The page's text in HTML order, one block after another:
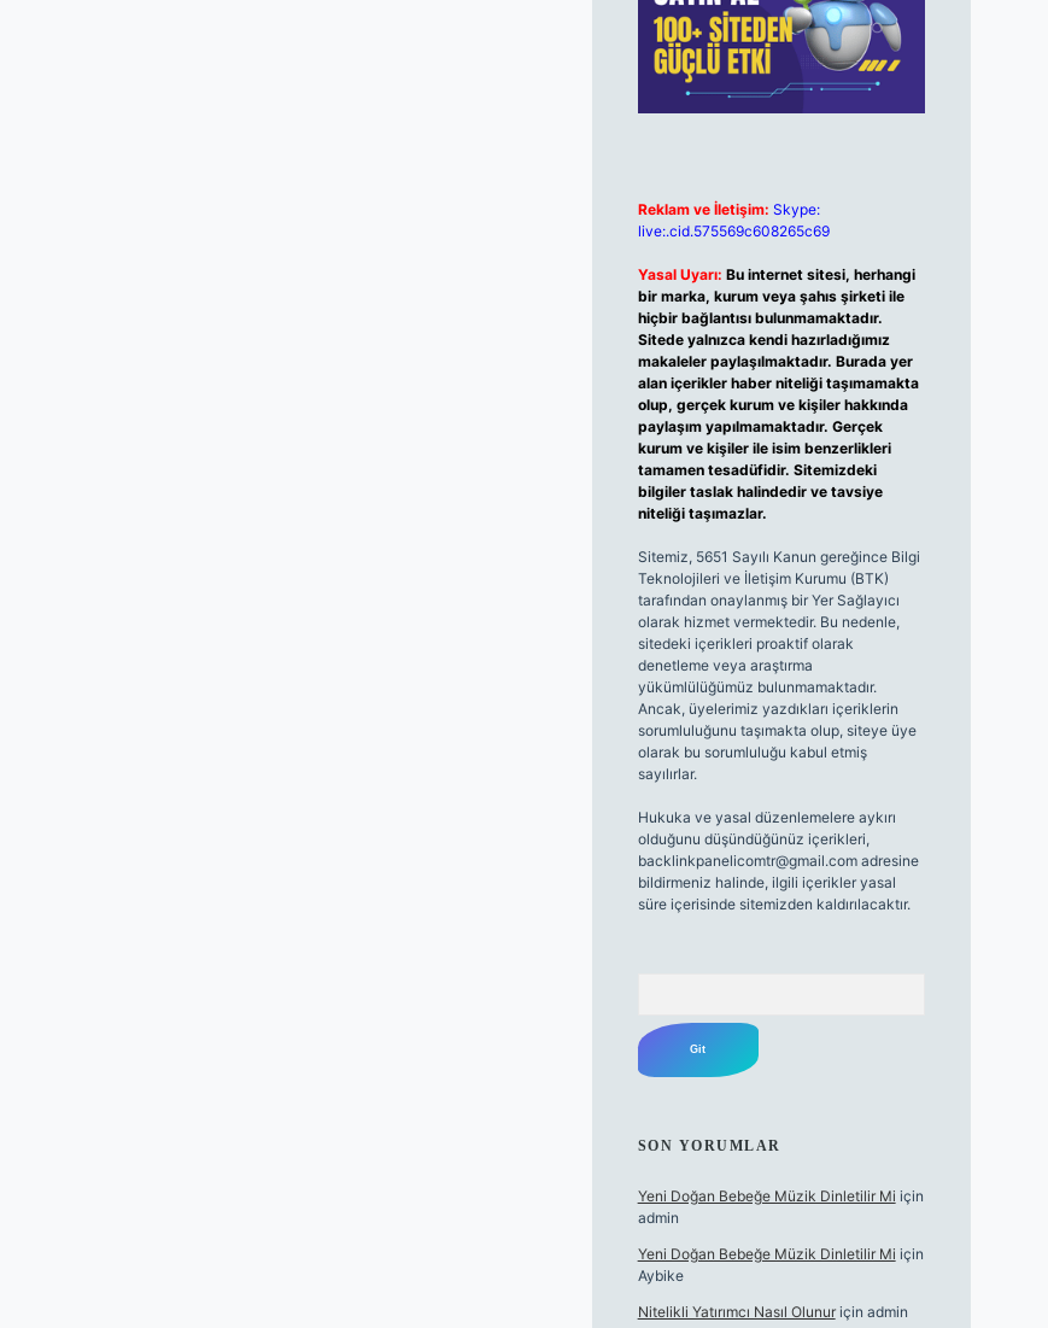
Reklam ve İletişim: Skype:
live:.cid.575569c608265c69
Yasal Uyarı: Bu internet sitesi, herhangi
bir marka, kurum veya şahıs şirketi ile
hiçbir bağlantısı bulunmamaktadır.
Sitede yalnızca kendi hazırladığımız
makaleler paylaşılmaktadır. Burada yer
alan içerikler haber niteliği taşımamakta
olup, gerçek kurum ve kişiler hakkında
paylaşım yapılmamaktadır. Gerçek
kurum ve kişiler ile isim benzerlikleri
tamamen tesadüfidir. Sitemizdeki
bilgiler taslak halindedir ve tavsiye
niteliği taşımazlar.
Sitemiz, 5651 Sayılı Kanun gereğince Bilgi
Teknolojileri ve İletişim Kurumu (BTK)
tarafından onaylanmış bir Yer Sağlayıcı
olarak hizmet vermektedir. Bu nedenle,
sitedeki içerikleri proaktif olarak
denetleme veya araştırma
yükümlülüğümüz bulunmamaktadır.
Ancak, üyelerimiz yazdıkları içeriklerin
sorumluluğunu taşımakta olup, siteye üye
olarak bu sorumluluğu kabul etmiş
sayılırlar.
Hukuka ve yasal düzenlemelere aykırı
olduğunu düşündüğünüz içerikleri,
backlinkpanelicomtr@gmail.comadresine
bildirmeniz halinde, ilgili içerikler yasal
süre içerisinde sitemizden kaldırılacaktır.
SON YORUMLAR
Yeni Doğan Bebeğe Müzik Dinletilir Mi için
admin
Yeni Doğan Bebeğe Müzik Dinletilir Mi için
Aybike
Nitelikli Yatırımcı Nasıl Olunuriçin admin